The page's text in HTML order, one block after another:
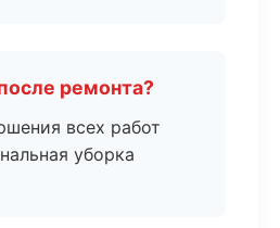
ремонта?
всех работ
уборка